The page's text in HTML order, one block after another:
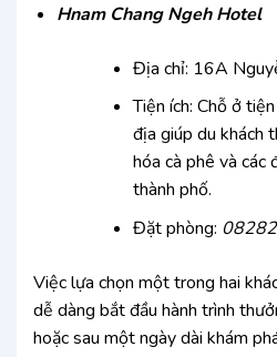
Hnam Chang Ngeh Hotel
Địa chỉ: 16A
Tiện ích: Chỗ ở
địa giúp du khách
hóa cà phê và các
thành phố.
Đặt phòng:
Việc lựa chọn một trong hai
dễ dàng bắt đầu hành trình
hoặc sau một ngày dài khám